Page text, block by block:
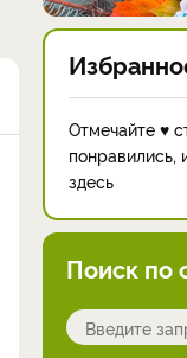
Отмечайте ♥
понравились,
здесь
Поиск по